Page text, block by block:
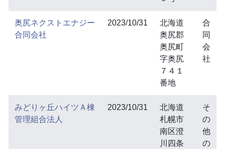
奥尻ネクストエナジー
合同会社
2023/10/31
北海道
奥尻郡
奥尻町
字奥尻
７４１
番地
合
同
会
社
みどりヶ丘ハイツＡ棟
管理組合法人
2023/10/31
北海道
札幌市
南区澄
川四条
そ
の
他
の